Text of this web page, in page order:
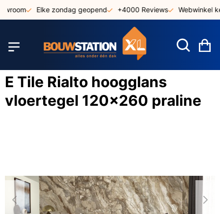
naar
Elke zondag geopend +4000 Reviews Webwinkel
E Tile Rialto hoogglans
vloertegel 120x260 praline